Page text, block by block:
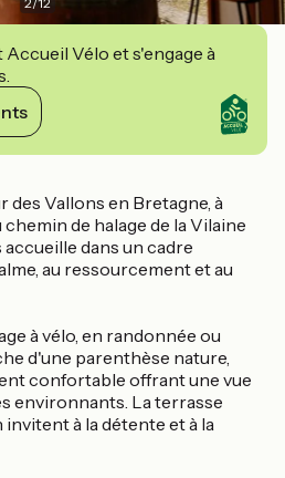
Accueil Vélo et s'engage à
des Vallons en Bretagne, à
de halage de la Vilaine
accueille dans un cadre
au ressourcement et au
à vélo, en randonnée ou
d'une parenthèse nature,
confortable offrant une vue
environnants. La terrasse
invitent à la détente et à la